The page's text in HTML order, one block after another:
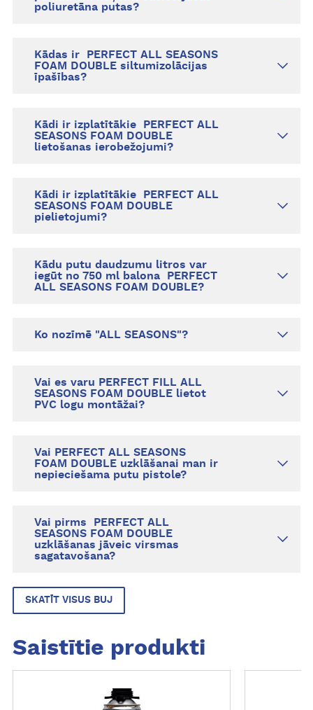
poliuretāna putas?
Kādas ir PERFECT ALL SEASONS
FOAM DOUBLE siltumizolācijas
īpašības?
Kādi ir izplatītākie PERFECT ALL
SEASONS FOAM DOUBLE
lietošanas ierobežojumi?
Kādi ir izplatītākie PERFECT ALL
SEASONS FOAM DOUBLE
pielietojumi?
Kādu putu daudzumu litros var
iegūt no 750 ml balona PERFECT
ALL SEASONS FOAM DOUBLE?
Ko nozīmē "ALL SEASONS"?
Vai es varu PERFECT FILL ALL
SEASONS FOAM DOUBLE lietot
PVC logu montāžai?
Vai PERFECT ALL SEASONS
FOAM DOUBLE uzklāšanai man ir
nepieciešama putu pistole?
Vai pirms PERFECT ALL
SEASONS FOAM DOUBLE
uzklāšanas jāveic virsmas
sagatavošana?
SKATĪT VISUS BUJ
Saistītie produkti